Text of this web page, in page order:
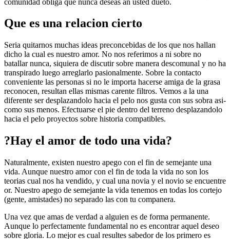
Que es una relacion cierto
Seri­a quitarnos muchas ideas preconcebidas de los que nos hallan
dicho la cual es nuestro amor. No nos referimos a ni sobre no
batallar nunca, siquiera de discutir sobre manera descomunal y no ha
transpirado luego arreglarlo pasionalmente. Sobre la contacto
conveniente las personas si no le importa hacerse amiga de la grasa
reconocen, resultan ellas mismas carente filtros. Vemos a la una
diferente ser desplazandolo hacia el pelo nos gusta con sus sobra asi­
como sus menos. Efectuarse el pie dentro del terreno desplazandolo
hacia el pelo proyectos sobre historia compatibles.
?Hay el amor de todo una vida?
Naturalmente, existen nuestro apego con el fin de semejante una
vida. Aunque nuestro amor con el fin de toda la vida no son los
teorias cual nos ha vendido, y cual una novia y el novio se encuentre
or. Nuestro apego de semejante la vida tenemos en todas los cortejo
(gente, amistades) no separado las con tu companera.
Una vez que amas de verdad a alguien es de forma permanente.
Aunque lo perfectamente fundamental no es encontrar aquel deseo
sobre gloria. Lo mejor es cual resultes sabedor de los primero es